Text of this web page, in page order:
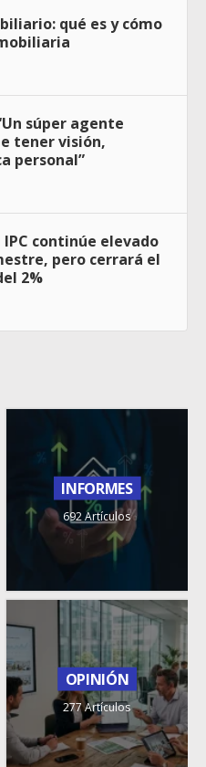
qué es y cómo
súper agente
tener visión,
personal”
IPC continúe elevado
pero cerrará el
2%
INFORMES
692 Artículos
OPINIÓN
277 Artículos